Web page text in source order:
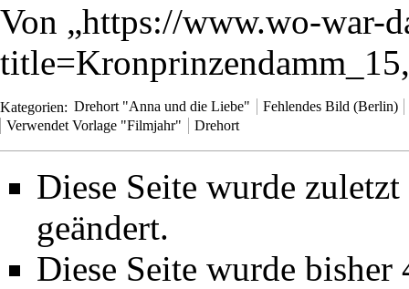
Von „https://www.wo-war-
Kategorien: Drehort "Anna und die Liebe"
Fehlendes Bild (Berlin)
Verwendet Vorlage "Filmjahr"
Drehort
Diese Seite wurde
geändert.
Diese Seite wurde